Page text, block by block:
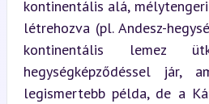
kontinentális alá,
létrehozva (pl. Andesz-
kontinentális lemez
hegységképződéssel jár,
legismertebb példa, de a